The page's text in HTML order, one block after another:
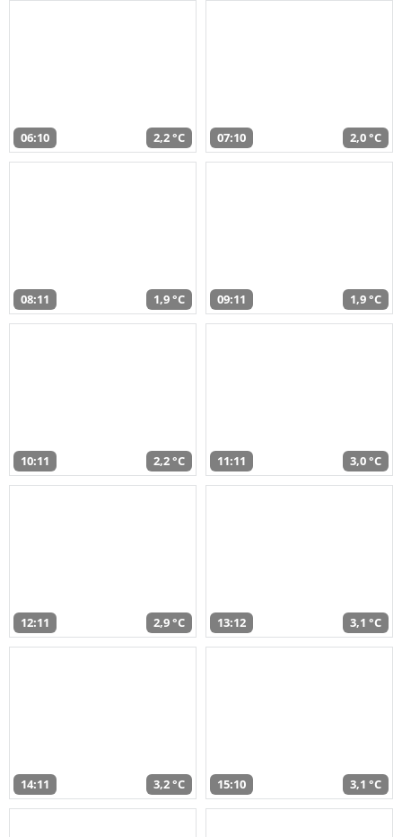
06:10 2,2 °C 07:10 2,0 °C
08:11 1,9 °C 09:11 1,9 °C
10:11 2,2 °C 11:11 3,0 °C
12:11 2,9 °C 13:12 3,1 °C
14:11 3,2 °C 15:10 3,1 °C